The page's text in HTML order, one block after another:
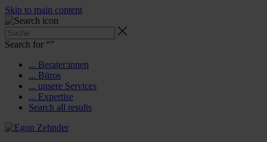
Skip to main content
Search for “”
... Berater:innen
... Büros
... unsere Services
... Expertise
Search all results